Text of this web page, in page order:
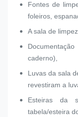
Fontes de
foleiros,
A sala de
caderno),
Luvas da sala
revestiram a
Esteiras da
tabela/esteira